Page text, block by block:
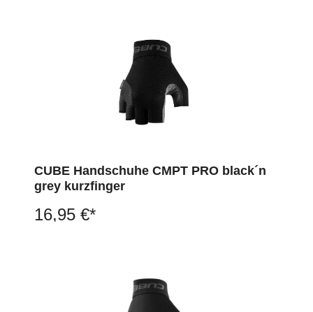
CUBE Handschuhe CMPT PRO black´n
grey kurzfinger
16,95 €*